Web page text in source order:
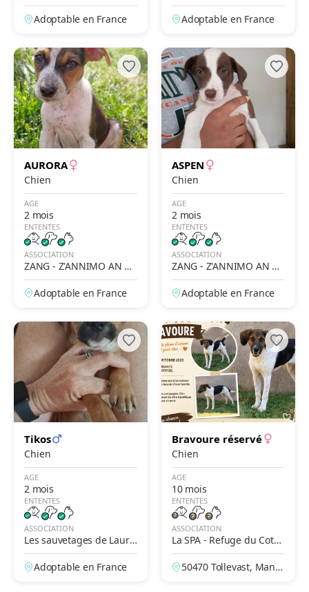
OU GWADLOUP'
Adoptable en France
OU GWADLOUP'
Adoptable en France
AURORA
Chien
AGE
2 mois
ENTENTES
ASSOCIATION
ZANG - Z'ANNIMO AN N
OU GWADLOUP'
Adoptable en France
ASPEN
Chien
AGE
2 mois
ENTENTES
ASSOCIATION
ZANG - Z'ANNIMO AN N
OU GWADLOUP'
Adoptable en France
Tikos
Chien
AGE
2 mois
ENTENTES
ASSOCIATION
Les sauvetages de Laure
et Lina
Adoptable en France
Bravoure réservé
Chien
AGE
10 mois
ENTENTES
ASSOCIATION
La SPA - Refuge du Cote
ntin – Cherbourg
50470 Tollevast, Manc